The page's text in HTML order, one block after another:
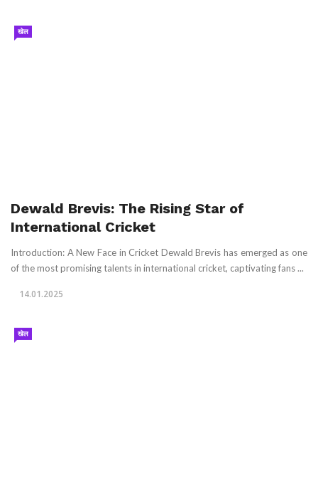
खेल
Dewald Brevis: The Rising Star of
International Cricket
Introduction: A New Face in Cricket Dewald Brevis has emerged as one
of the most promising talents in international cricket, captivating fans ...
14.01.2025
खेल